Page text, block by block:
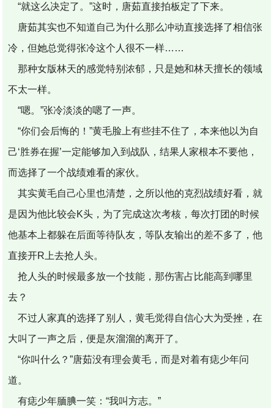
“就这么决定了。”这时，唐茹直接拍板定了下来。
唐茹其实也不知道自己为什么那么冲动直接选择了相信张
冷，但她总觉得张冷这个人很不一样……
那种女版林天的感觉特别浓郁，只是她和林天擅长的领域
不太一样。
“嗯。”张冷淡淡的嗯了一声。
“你们会后悔的！”黄毛脸上有些挂不住了，本来他以为自
己‘胜券在握’一定能够加入到战队，结果人家根本不要他，
而选择了一个战绩难看的家伙。
其实黄毛自己心里也清楚，之所以他的克烈战绩好看，就
是因为他比较会K头，为了完成这次考核，每次打团的时候
他基本上都躲在后面等待队友，等队友输出的差不多了，他
直接开R上去抢人头。
抢人头的时候最多放一个技能，那伤害占比能高到哪里
去？
不过人家真的选择了别人，黄毛觉得自信心大为受挫，在
大叫了一声之后，便是灰溜溜的离开了。
“你叫什么？”唐茹没有理会黄毛，而是对着有痣少年问
道。
有痣少年腼腆一笑：“我叫方志。”